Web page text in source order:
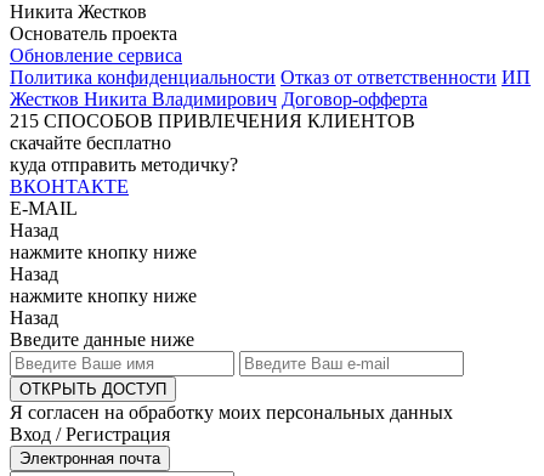
Никита Жестков
Основатель проекта
Обновление сервиса
Политика конфиденциальности Отказ от ответственности ИП
Жестков Никита Владимирович Договор-офферта
215 СПОСОБОВ ПРИВЛЕЧЕНИЯ КЛИЕНТОВ
скачайте бесплатно
куда отправить методичку?
ВКОНТАКТЕ
E-MAIL
Назад
нажмите кнопку ниже
Назад
нажмите кнопку ниже
Назад
Введите данные ниже
ОТКРЫТЬ ДОСТУП
Я согласен на обработку моих персональных данных
Вход / Регистрация
Электронная почта